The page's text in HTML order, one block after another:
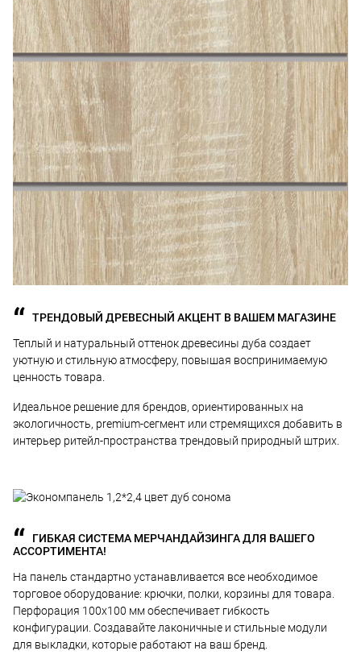
ТРЕНДОВЫЙ ДРЕВЕСНЫЙ АКЦЕНТ В ВАШЕМ МАГАЗИНЕ
Теплый и натуральный оттенок древесины дуба создает
уютную и стильную атмосферу, повышая воспринимаемую
ценность товара.
Идеальное решение для брендов, ориентированных на
экологичность, premium-сегмент или стремящихся добавить в
интерьер ритейл-пространства трендовый природный штрих.
ГИБКАЯ СИСТЕМА МЕРЧАНДАЙЗИНГА ДЛЯ ВАШЕГО
АССОРТИМЕНТА!
На панель стандартно устанавливается все необходимое
торговое оборудование: крючки, полки, корзины для товара.
Перфорация 100x100 мм обеспечивает гибкость
конфигурации. Создавайте лаконичные и стильные модули
для выкладки, которые работают на ваш бренд.